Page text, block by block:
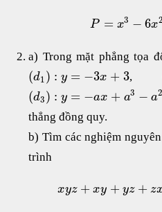
P = x3 − 6x2
a) Trong mặt phẳng tọa
(d1) : y = −3x + 3,
(d3) : y = −ax + a3 − a2
thẳng đồng quy.
b) Tìm các nghiệm
trình
xyz + xy + yz + z